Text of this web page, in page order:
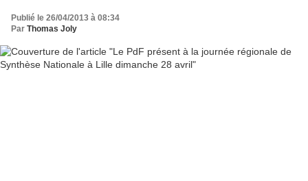
Publié le 26/04/2013 à 08:34
Par Thomas Joly